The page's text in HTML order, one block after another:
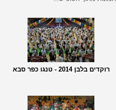
רוקדים בלבן 2014 - טנגו כפר סבא